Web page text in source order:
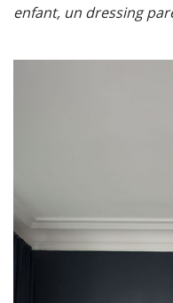
enfant, un dressing